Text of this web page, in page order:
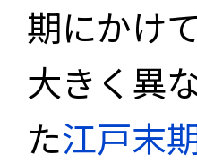
期にかけ
大きく異
た江戸末